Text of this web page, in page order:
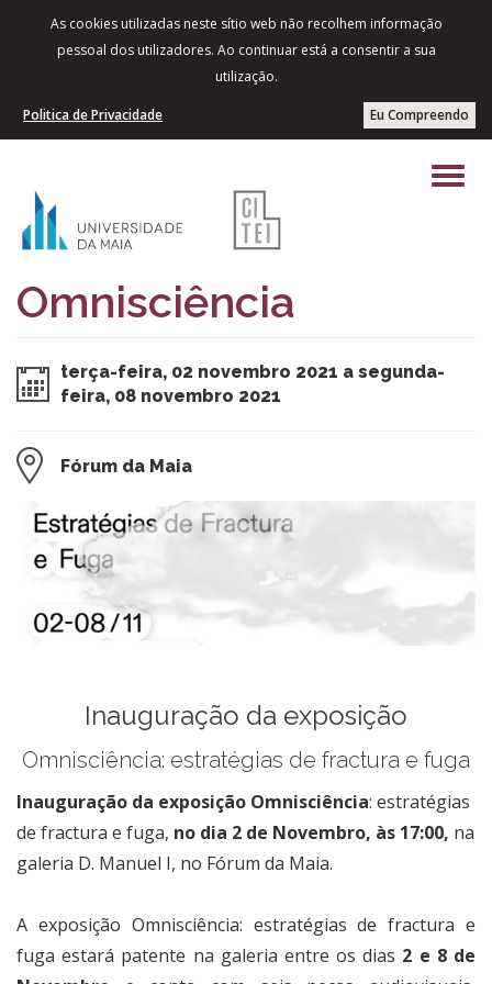
As cookies utilizadas neste sítio web não recolhem informação
pessoal dos utilizadores. Ao continuar está a consentir a sua
utilização.
Eu Compreendo
Politica de Privacidade
Omnisciência
terça-feira, 02 novembro 2021 a segunda-
feira, 08 novembro 2021
Fórum da Maia
Inauguração da exposição
Omnisciência: estratégias de fractura e fuga
Inauguração da exposição Omnisciência: estratégias
de fractura e fuga, no dia 2 de Novembro, às 17:00, na
galeria D. Manuel I, no Fórum da Maia.
A exposição Omnisciência: estratégias de fractura e
fuga estará patente na galeria entre os dias 2 e 8 de